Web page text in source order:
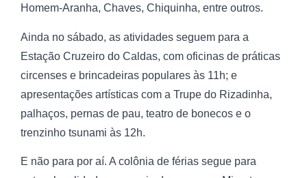
Homem-Aranha, Chaves, Chiquinha, entre outros.
Ainda no sábado, as atividades seguem para a
Estação Cruzeiro do Caldas, com oficinas de práticas
circenses e brincadeiras populares às 11h; e
apresentações artísticas com a Trupe do Rizadinha,
palhaços, pernas de pau, teatro de bonecos e o
trenzinho tsunami às 12h.
E não para por aí. A colônia de férias segue para